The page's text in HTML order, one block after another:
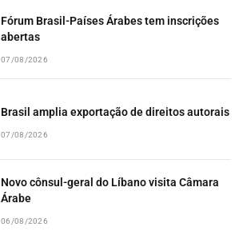
Fórum Brasil-Países Árabes tem inscrições
abertas
07/08/2026
Brasil amplia exportação de direitos autorais
07/08/2026
Novo cônsul-geral do Líbano visita Câmara
Árabe
06/08/2026